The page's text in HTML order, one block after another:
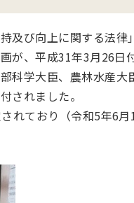
及び向上に関する法
が、平成31年3月26日
科学大臣、農林水産
されました。
れており（令和5年6